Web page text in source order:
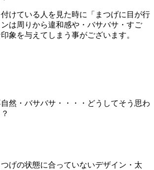
けている人を見た時に「まつげに目が行
は周りから違和感や・バサバサ・すご
象を与えてしまう事がございます。
然・バサバサ・・・・ どうしてそう思わ
げの状態に合っていないデザイン・太